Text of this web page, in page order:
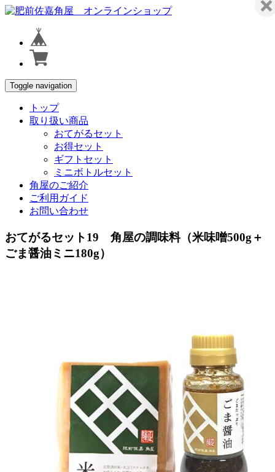
Toggle navigation
トップ
取り扱い商品
おてがるセット
お得セット
ギフトセット
ミニボトルセット
角屋のご紹介
ご利用ガイド
お問い合わせ
おてがるセット19 角屋の調味料（米味噌500g＋
ごま醤油ミニ180g）